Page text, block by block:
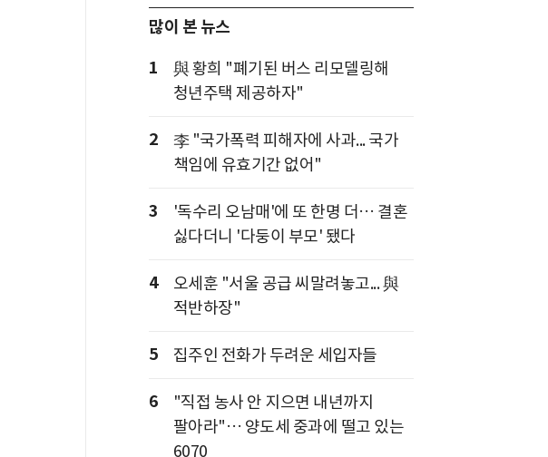
많이 본 뉴스
1
與 황희 "폐기된 버스 리모델링해
청년주택 제공하자"
2
李 "국가폭력 피해자에 사과... 국가
책임에 유효기간 없어"
3
'독수리 오남매'에 또 한명 더… 결혼
싫다더니 '다둥이 부모' 됐다
4
오세훈 "서울 공급 씨말려놓고... 與
적반하장"
5 집주인 전화가 두려운 세입자들
6
"직접 농사 안 지으면 내년까지
팔아라"… 양도세 중과에 떨고 있는
6070